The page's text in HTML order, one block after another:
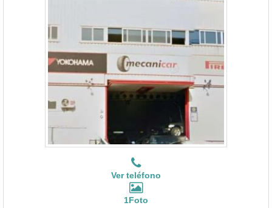
Ver teléfono
1Foto